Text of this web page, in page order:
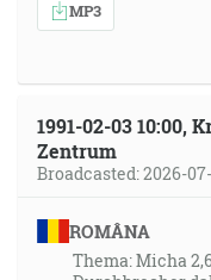
MP3
1991-02-03 10:00,
Zentrum
Broadcasted: 2026-07-
ROMÂNA
Thema: Micha